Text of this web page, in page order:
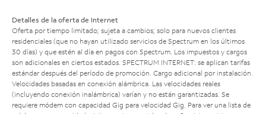
Detalles de la oferta de Internet
Oferta por tiempo limitado; sujeta a cambios; solo para nuevos clientes
residenciales (que no hayan utilizado servicios de Spectrum en los últimos
30 días) y que estén al día en pagos con Spectrum. Los impuestos y cargos
son adicionales en ciertos estados. SPECTRUM INTERNET: se aplican tarifas
estándar después del período de promoción. Cargo adicional por instalación.
Velocidades basadas en conexión alámbrica. Las velocidades reales
(incluyendo conexión inalámbrica) varían y no están garantizadas. Se
requiere módem con capacidad Gig para velocidad Gig. Para ver una lista de